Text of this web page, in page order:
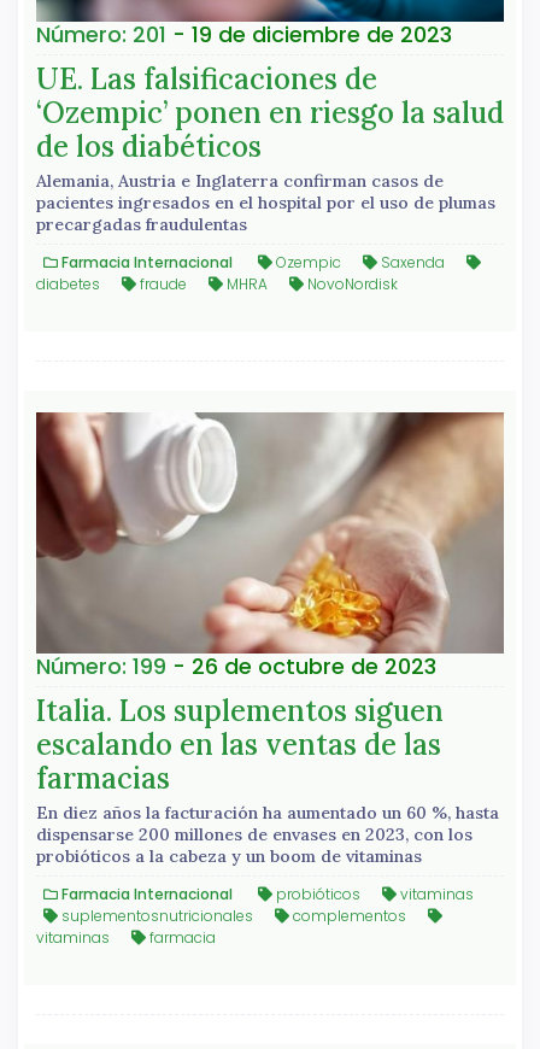
Número: 201 - 19 de diciembre de 2023
UE. Las falsificaciones de
‘Ozempic’ ponen en riesgo la salud
de los diabéticos
Alemania, Austria e Inglaterra confirman casos de
pacientes ingresados en el hospital por el uso de plumas
precargadas fraudulentas
Farmacia Internacional Ozempic
Saxenda
diabetes
fraude MHRA NovoNordisk
Número: 199 - 26 de octubre de 2023
Italia. Los suplementos siguen
escalando en las ventas de las
farmacias
En diez años la facturación ha aumentado un 60 %, hasta
dispensarse 200 millones de envases en 2023, con los
probióticos a la cabeza y un boom de vitaminas
Farmacia Internacional probióticos
vitaminas
suplementosnutricionales
complementos
vitaminas
farmacia